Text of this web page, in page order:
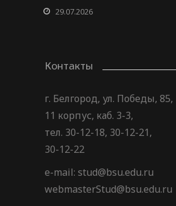
29.07.2026
Контакты
г. Белгород, ул. Победы, 85,
11 корпус, каб. 3-3,
тел. 30-12-18, 30-12-21,
30-12-22
e-mail: stud@bsu.edu.ru
webmasterStud@bsu.edu.ru